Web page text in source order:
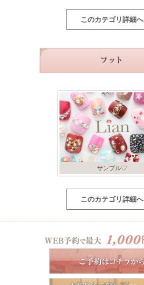
このカテゴリ詳細へ
サンプル♡
このカテゴリ詳細へ